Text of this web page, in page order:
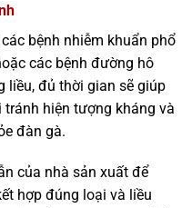
bệnh nhiễm khuẩn phổ
các bệnh đường hô
liều, đủ thời gian sẽ giúp
hiện tượng kháng và
đàn gà.
của nhà sản xuất để
hợp đúng loại và liều